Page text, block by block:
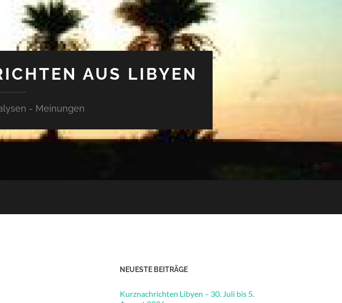
AUS LIBYEN
- Meinungen
NEUESTE BEITRÄGE
Kurznachrichten Libyen – 30. Juli bis 5.